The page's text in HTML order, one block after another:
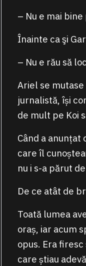
– Nu e mai
Înainte ca şi
– Nu e rău să
Ariel se
jurnalistă, își
de mult pe Koi
Când a anunțat
care îl
nu i s-a părut
De ce atât de
Toată lumea
oraș, iar acum
opus. Era
care știau